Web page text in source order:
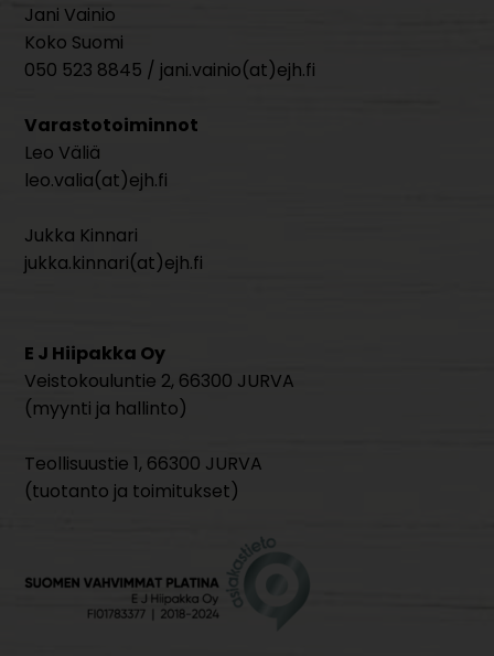
Jani Vainio
Koko Suomi
050 523 8845 / jani.vainio(at)ejh.fi
Varastotoiminnot
Leo Väliä
leo.valia(at)ejh.fi
Jukka Kinnari
jukka.kinnari(at)ejh.fi
E J Hiipakka Oy
Veistokouluntie 2, 66300 JURVA
(myynti ja hallinto)
Teollisuustie 1, 66300 JURVA
(tuotanto ja toimitukset)